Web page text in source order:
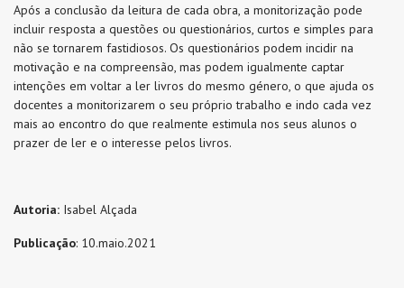
Após a conclusão da leitura de cada obra, a monitorização pode
incluir resposta a questões ou questionários, curtos e simples para
não se tornarem fastidiosos. Os questionários podem incidir na
motivação e na compreensão, mas podem igualmente captar
intenções em voltar a ler livros do mesmo género, o que ajuda os
docentes a monitorizarem o seu próprio trabalho e indo cada vez
mais ao encontro do que realmente estimula nos seus alunos o
prazer de ler e o interesse pelos livros.
Autoria: Isabel Alçada
Publicação: 10.maio.2021